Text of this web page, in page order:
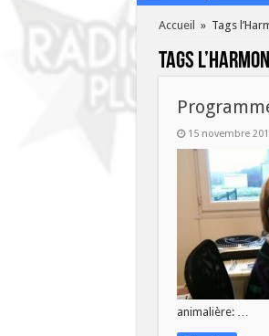
Accueil » Tags
Tags
15 novembre
animalière: …